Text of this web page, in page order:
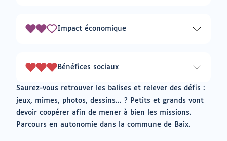
Impact économique
2
Bénéfices sociaux
3
Saurez-vous retrouver les balises et relever des défis :
jeux, mimes, photos, dessins... ? Petits et grands vont
devoir coopérer afin de mener à bien les missions.
Parcours en autonomie dans la commune de Baix.